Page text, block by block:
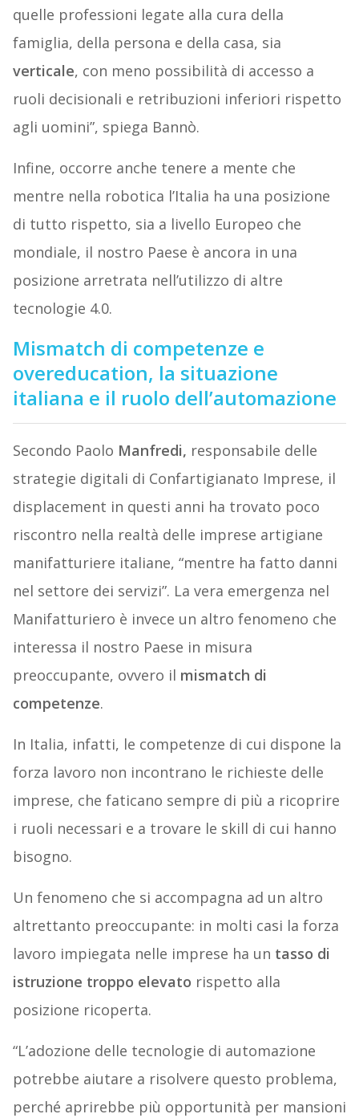
quelle professioni legate alla cura della
famiglia, della persona e della casa, sia
verticale, con meno possibilità di accesso a
ruoli decisionali e retribuzioni inferiori rispetto
agli uomini”, spiega Bannò.
Infine, occorre anche tenere a mente che
mentre nella robotica l’Italia ha una posizione
di tutto rispetto, sia a livello Europeo che
mondiale, il nostro Paese è ancora in una
posizione arretrata nell’utilizzo di altre
tecnologie 4.0.
Mismatch di competenze e
overeducation, la situazione
italiana e il ruolo dell’automazione
Secondo Paolo Manfredi, responsabile delle
strategie digitali di Confartigianato Imprese, il
displacement in questi anni ha trovato poco
riscontro nella realtà delle imprese artigiane
manifatturiere italiane, “mentre ha fatto danni
nel settore dei servizi”. La vera emergenza nel
Manifatturiero è invece un altro fenomeno che
interessa il nostro Paese in misura
preoccupante, ovvero il mismatch di
competenze.
In Italia, infatti, le competenze di cui dispone la
forza lavoro non incontrano le richieste delle
imprese, che faticano sempre di più a ricoprire
i ruoli necessari e a trovare le skill di cui hanno
bisogno.
Un fenomeno che si accompagna ad un altro
altrettanto preoccupante: in molti casi la forza
lavoro impiegata nelle imprese ha un tasso di
istruzione troppo elevato rispetto alla
posizione ricoperta.
“L’adozione delle tecnologie di automazione
potrebbe aiutare a risolvere questo problema,
perché aprirebbe più opportunità per mansioni